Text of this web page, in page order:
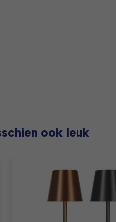
ook leuk